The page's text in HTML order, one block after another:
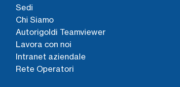
Sedi
Chi Siamo
Autorigoldi Teamviewer
Lavora con noi
Intranet aziendale
Rete Operatori